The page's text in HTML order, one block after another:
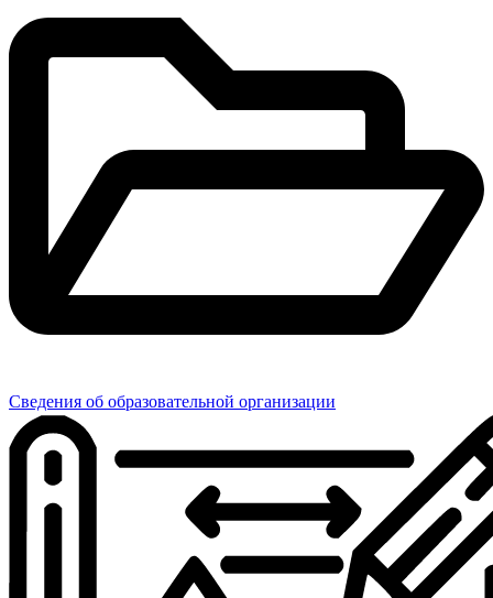
Сведения об образовательной организации